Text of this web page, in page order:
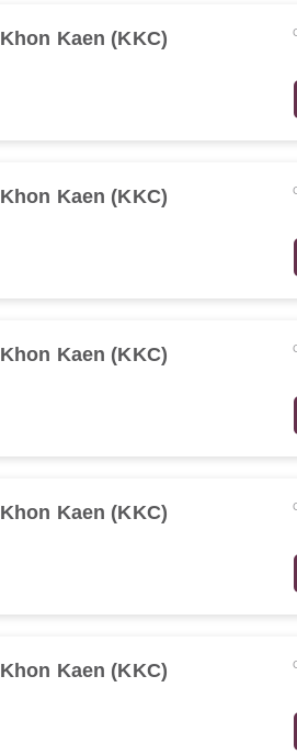
Khon Kaen (KKC)
Khon Kaen (KKC)
Khon Kaen (KKC)
Khon Kaen (KKC)
Khon Kaen (KKC)